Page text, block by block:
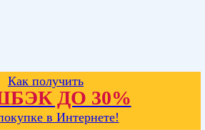
Как получить
ДО 30%
в Интернете!